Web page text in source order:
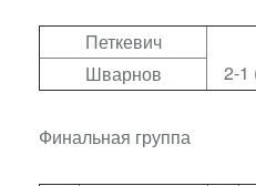
Петкевич
2-1
Шварнов
Финальная группа